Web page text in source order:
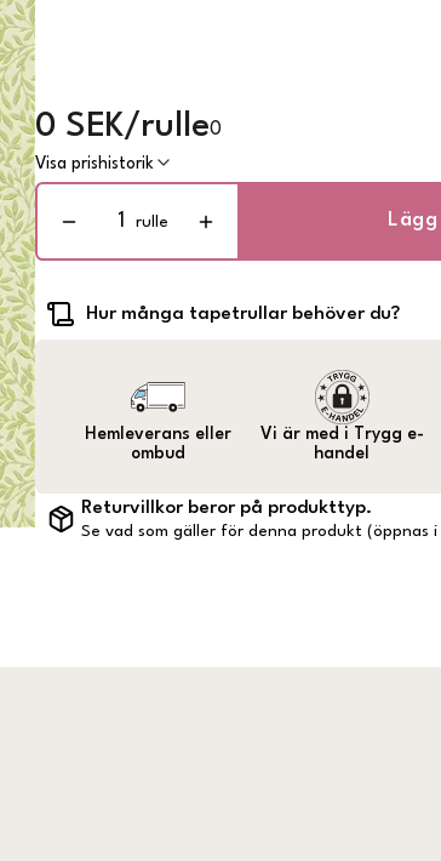
0 SEK/rulle0
Visa prishistorik
rulle Lägg
Hur många tapetrullar behöver du?
Hemleverans eller
ombud
Vi är med i Trygg e-
handel
Returvillkor beror på produkttyp.
Se vad som gäller för denna produkt (öppnas i